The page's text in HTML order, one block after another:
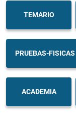
TEMARIO
PRUEBAS-FISICAS
ACADEMIA